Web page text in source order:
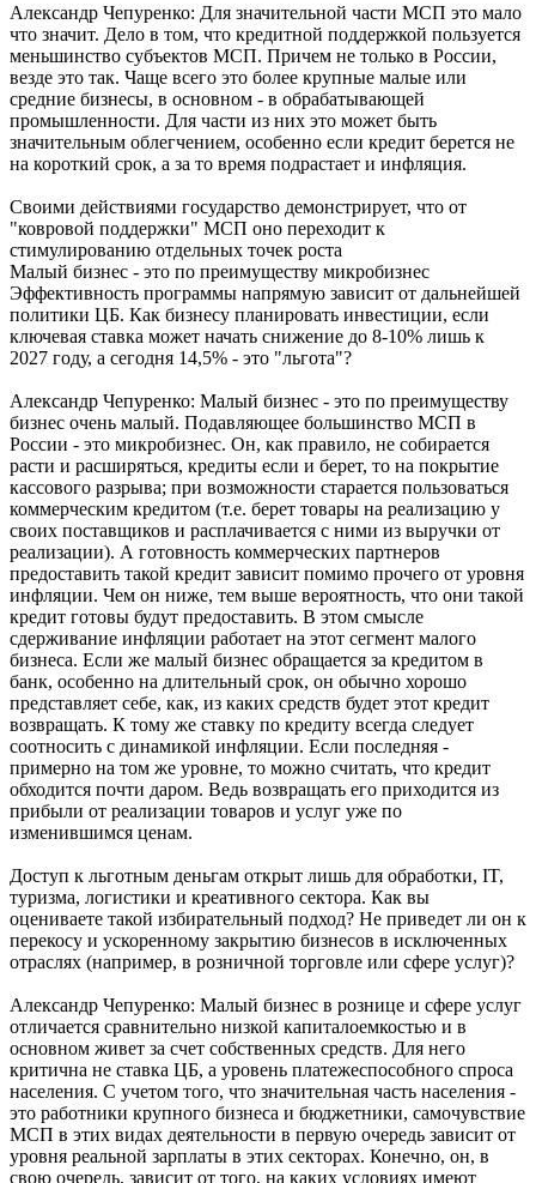
Александр Чепуренко: Для значительной части МСП это мало
что значит. Дело в том, что кредитной поддержкой пользуется
меньшинство субъектов МСП. Причем не только в России,
везде это так. Чаще всего это более крупные малые или
средние бизнесы, в основном - в обрабатывающей
промышленности. Для части из них это может быть
значительным облегчением, особенно если кредит берется не
на короткий срок, а за то время подрастает и инфляция.
Своими действиями государство демонстрирует, что от
"ковровой поддержки" МСП оно переходит к
стимулированию отдельных точек роста
Малый бизнес - это по преимуществу микробизнес
Эффективность программы напрямую зависит от дальнейшей
политики ЦБ. Как бизнесу планировать инвестиции, если
ключевая ставка может начать снижение до 8-10% лишь к
2027 году, а сегодня 14,5% - это "льгота"?
Александр Чепуренко: Малый бизнес - это по преимуществу
бизнес очень малый. Подавляющее большинство МСП в
России - это микробизнес. Он, как правило, не собирается
расти и расширяться, кредиты если и берет, то на покрытие
кассового разрыва; при возможности старается пользоваться
коммерческим кредитом (т.е. берет товары на реализацию у
своих поставщиков и расплачивается с ними из выручки от
реализации). А готовность коммерческих партнеров
предоставить такой кредит зависит помимо прочего от уровня
инфляции. Чем он ниже, тем выше вероятность, что они такой
кредит готовы будут предоставить. В этом смысле
сдерживание инфляции работает на этот сегмент малого
бизнеса. Если же малый бизнес обращается за кредитом в
банк, особенно на длительный срок, он обычно хорошо
представляет себе, как, из каких средств будет этот кредит
возвращать. К тому же ставку по кредиту всегда следует
соотносить с динамикой инфляции. Если последняя -
примерно на том же уровне, то можно считать, что кредит
обходится почти даром. Ведь возвращать его приходится из
прибыли от реализации товаров и услуг уже по
изменившимся ценам.
Доступ к льготным деньгам открыт лишь для обработки, IT,
туризма, логистики и креативного сектора. Как вы
оцениваете такой избирательный подход? Не приведет ли он к
перекосу и ускоренному закрытию бизнесов в исключенных
отраслях (например, в розничной торговле или сфере услуг)?
Александр Чепуренко: Малый бизнес в рознице и сфере услуг
отличается сравнительно низкой капиталоемкостью и в
основном живет за счет собственных средств. Для него
критична не ставка ЦБ, а уровень платежеспособного спроса
населения. С учетом того, что значительная часть населения -
это работники крупного бизнеса и бюджетники, самочувствие
МСП в этих видах деятельности в первую очередь зависит от
уровня реальной зарплаты в этих секторах. Конечно, он, в
свою очередь, зависит от того, на каких условиях имеют